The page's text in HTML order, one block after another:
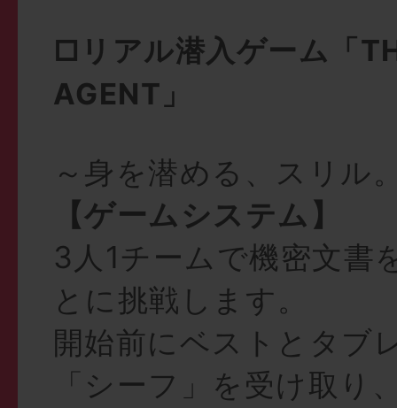
□リアル潜入ゲーム「
AGENT」
～身を潜める、スリル
【ゲームシステム】
3人1チームで機密文書
とに挑戦します。
開始前にベストとタブ
「シーフ」を受け取り